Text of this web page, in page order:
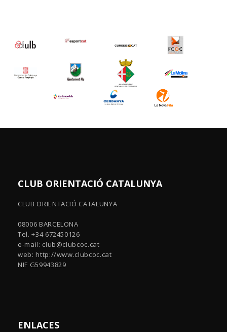
CLUB ORIENTACIÓ CATALUNYA
CLUB ORIENTACIÓ CATALUNYA
08006 BARCELONA
Tel. +34 672450126
e-mail: club@clubcoc.cat
web: http://www.clubcoc.cat
NIF G59943829
ENLACES